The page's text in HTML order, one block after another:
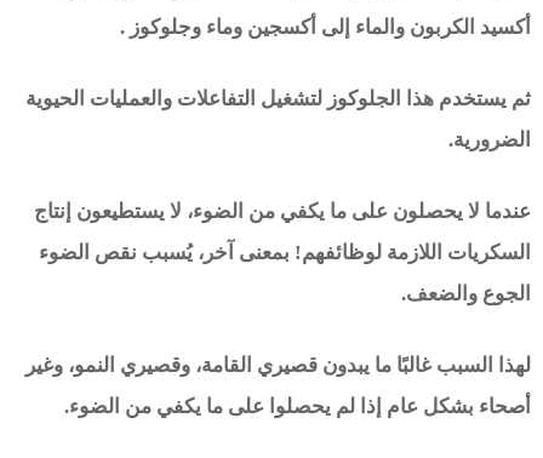
أكسيد الكربون والماء إلى أكسجين وماء وجلوكوز .
ثم يستخدم هذا الجلوكوز لتشغيل التفاعلات والعمليات الحيوية
الضرورية.
عندما لا يحصلون على ما يكفي من الضوء، لا يستطيعون إنتاج
السكريات اللازمة لوظائفهم! بمعنى آخر، يُسبب نقص الضوء
الجوع والضعف.
لهذا السبب غالبًا ما يبدون قصيري القامة، وقصيري النمو، وغير
أصحاء بشكل عام إذا لم يحصلوا على ما يكفي من الضوء.